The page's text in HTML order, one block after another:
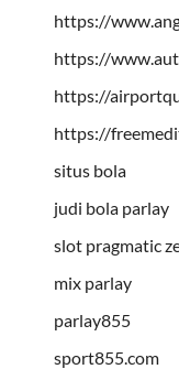
https://
https://
https://
https://
situs bola
judi bola parlay
slot pragmatic
mix parlay
parlay855
sport855.com